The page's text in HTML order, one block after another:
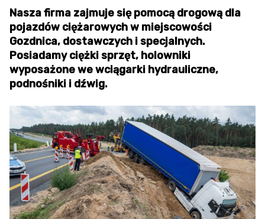
Nasza firma zajmuje się pomocą drogową dla
pojazdów ciężarowych w miejscowości
Gozdnica, dostawczych i specjalnych.
Posiadamy ciężki sprzęt, holowniki
wyposażone we wciągarki hydrauliczne,
podnośniki i dźwig.